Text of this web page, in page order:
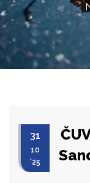
31
10
'25